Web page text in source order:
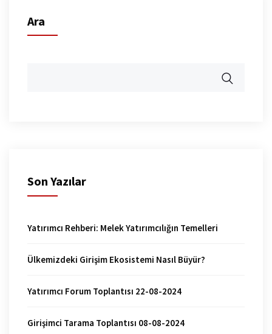
Ara
Son Yazılar
Yatırımcı Rehberi: Melek Yatırımcılığın Temelleri
Ülkemizdeki Girişim Ekosistemi Nasıl Büyür?
Yatırımcı Forum Toplantısı 22-08-2024
Girişimci Tarama Toplantısı 08-08-2024